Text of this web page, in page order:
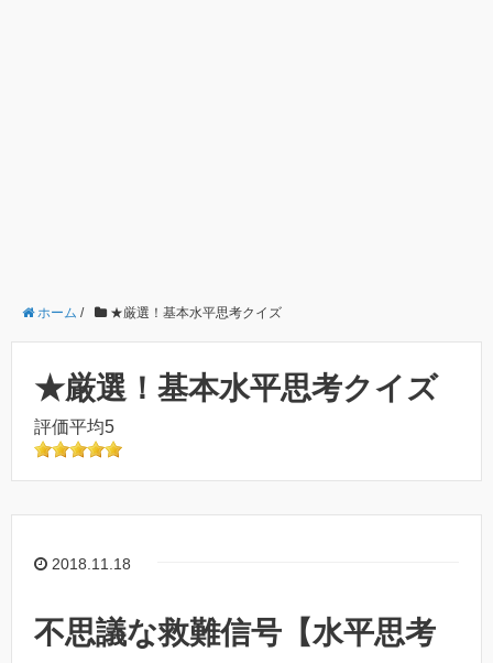
ホーム / ★厳選！基本水平思考クイズ
★厳選！基本水平思考クイズ
評価平均5
2018.11.18
不思議な救難信号【水平思考